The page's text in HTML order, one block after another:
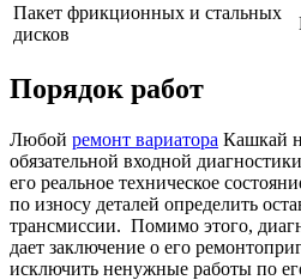
Пакет фрикционных и стальных
дисков
Порядок работ
Любой ремонт вариатора Кашкай
обязательной входной
его реальное техническое
по износу деталей определить
трансмиссии. Помимо этого,
дает заключение о его
исключить ненужные работы по